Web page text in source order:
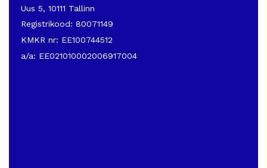
Uus 5, 10111 Tallinn
Registrikood: 80071149
KMKR nr: EE100744512
a/a: EE021010002006917004